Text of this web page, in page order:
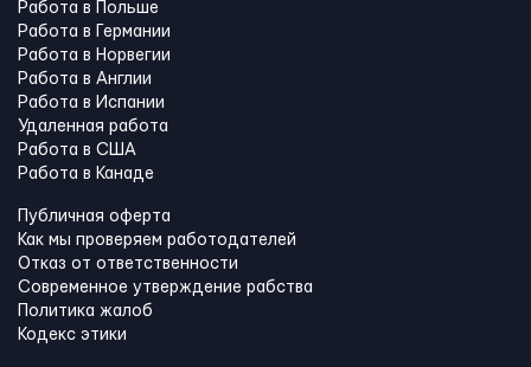
Работа в Польше
Работа в Германии
Работа в Норвегии
Работа в Англии
Работа в Испании
Удаленная работа
Работа в США
Работа в Канадe
Публичная оферта
Как мы проверяем работодателей
Отказ от ответственности
Современное утверждение рабства
Политика жалоб
Кодекс этики